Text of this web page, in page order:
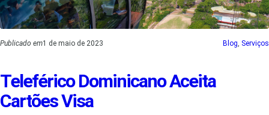
Publicado em1 de maio de 2023 Blog Serviços
Teleférico Dominicano Aceita
Cartões Visa